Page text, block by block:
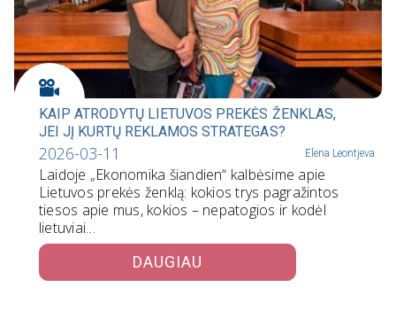
KAIP ATRODYTŲ LIETUVOS PREKĖS ŽENKLAS,
JEI JĮ KURTŲ REKLAMOS STRATEGAS?
2026-03-11 Elena Leontjeva
Laidoje „Ekonomika šiandien“ kalbėsime apie
Lietuvos prekės ženklą: kokios trys pagražintos
tiesos apie mus, kokios – nepatogios ir kodėl
lietuviai…
DAUGIAU